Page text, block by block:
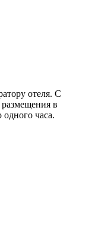
отеля. С
в
часа.